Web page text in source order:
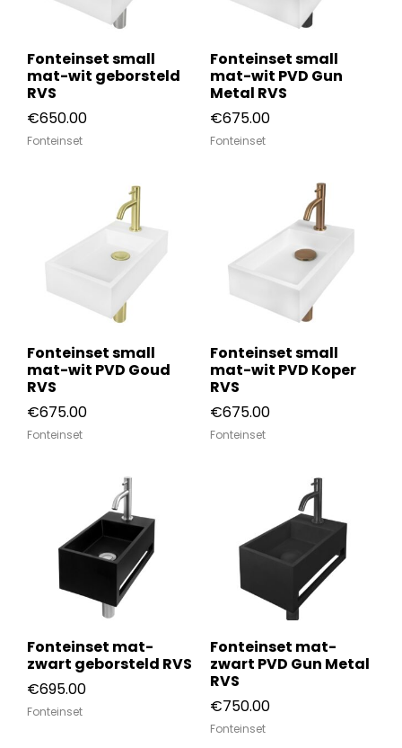
Handdouches
Douche kranen
Keuken kranen
Thermostaat kranen
Wand kranen
Fontein kranen
Bad kranen
Sensor kranen
Fonteinset
Waskommen
Wastafel afsluiter
Accessoires
Toilet
Bad
Privacybeleid
Inspiratie
Douche
Wastafel
Handdouches
Hoofddouches
Regendouches sets
Kranen
Douche kranen
Fontein kranen
Verdeel/meng kranen
Wand kranen
Wastafel/waskom kranen
Badset
Doucheset
Fonteinset small
mat-wit geborsteld
RVS
€650.00
Fonteinset
Fonteinset small
mat-wit PVD Gun
Metal RVS
€675.00
Fonteinset
Fonteinset small
mat-wit PVD Goud
RVS
€675.00
Fonteinset
Fonteinset small
mat-wit PVD Koper
RVS
€675.00
Fonteinset
Fonteinset mat-
zwart geborsteld RVS
€695.00
Fonteinset
Fonteinset mat-
zwart PVD Gun Metal
RVS
€750.00
Fonteinset